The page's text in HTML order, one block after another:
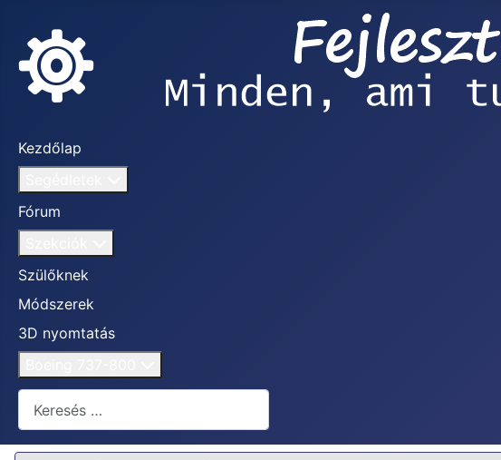
Kezdőlap
Fórum
Szülőknek
Módszerek
3D nyomtatás
Keresés...